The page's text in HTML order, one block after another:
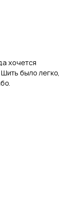
хочется
было легко,